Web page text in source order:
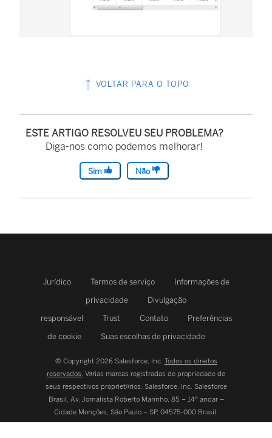
VOLTAR PARA O TOPO
ESTE ARTIGO RESOLVEU SEU PROBLEMA?
Diga-nos como podemos melhorar!
Sim Não
Jurídico Termos de serviço
Informações de
privacidade
Divulgação
responsável
Trust Contato
Preferências
de cookie
Suas escolhas de privacidade
© Copyright 2026 Salesforce, Inc. Todos os direitos
reservados. Várias marcas registradas de propriedade de
seus respectivos proprietários. Salesforce, Inc. Salesforce
Brasil, Av. Jornalista Roberto Marinho, 85 – 14º andar –
Cidade Monções, São Paulo – SP, 04575-000 Brasil.